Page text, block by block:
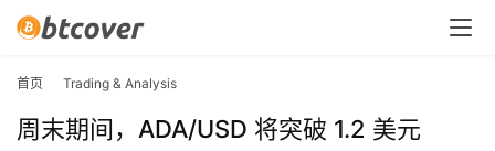
首页 Trading & Analysis
周末期间，ADA/USD 将突破 1.2 美元